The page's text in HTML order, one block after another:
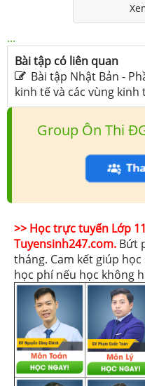
...
Bài tập có liên quan
Bài tập Nhật Bản -
kinh tế và các vùng kinh
Group Ôn Thi
>> Học trực tuyến Lớp
Tuyensinh247.com. Bứt
tháng. Cam kết giúp
học phí nếu học không